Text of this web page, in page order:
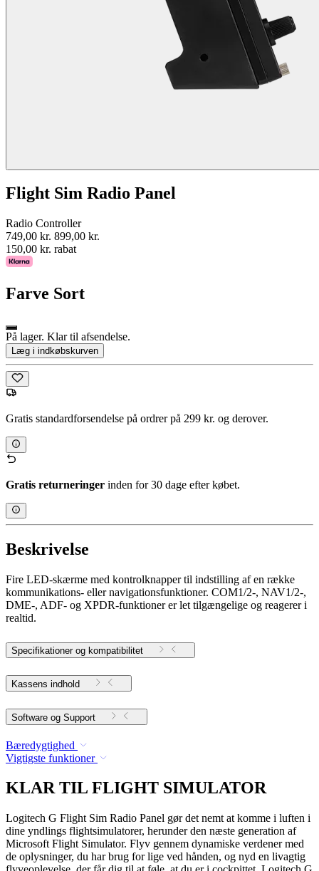
Flight Sim Radio Panel
Radio Controller
749,00 kr. 899,00 kr.
150,00 kr. rabat
Farve Sort
På lager. Klar til afsendelse.
Læg i indkøbskurven
Gratis standardforsendelse på ordrer på 299 kr. og derover.
Gratis returneringer inden for 30 dage efter købet.
Beskrivelse
Fire LED-skærme med kontrolknapper til indstilling af en række
kommunikations- eller navigationsfunktioner. COM1/2-, NAV1/2-,
DME-, ADF- og XPDR-funktioner er let tilgængelige og reagerer i
realtid.
Specifikationer og kompatibilitet
Kassens indhold
Software og Support
Bæredygtighed
Vigtigste funktioner
KLAR TIL FLIGHT SIMULATOR
Logitech G Flight Sim Radio Panel gør det nemt at komme i luften i
dine yndlings flightsimulatorer, herunder den næste generation af
Microsoft Flight Simulator. Flyv gennem dynamiske verdener med
de oplysninger, du har brug for lige ved hånden, og nyd en livagtig